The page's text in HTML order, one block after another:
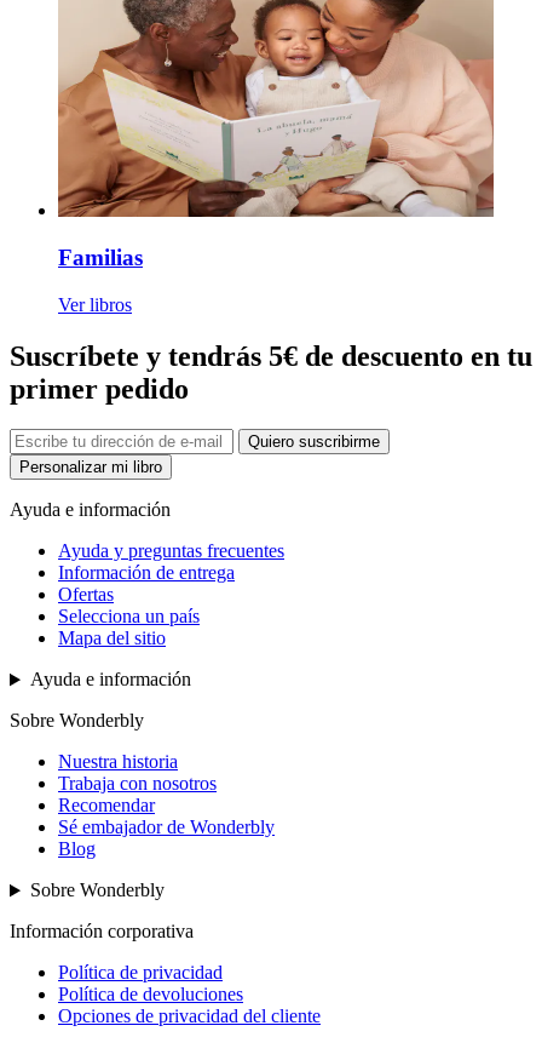
Familias
Ver libros
Suscríbete y tendrás 5€ de descuento en tu
primer pedido
Quiero suscribirme
Personalizar mi libro
Ayuda e información
Ayuda y preguntas frecuentes
Información de entrega
Ofertas
Selecciona un país
Mapa del sitio
Ayuda e información
Sobre Wonderbly
Nuestra historia
Trabaja con nosotros
Recomendar
Sé embajador de Wonderbly
Blog
Sobre Wonderbly
Información corporativa
Política de privacidad
Política de devoluciones
Opciones de privacidad del cliente